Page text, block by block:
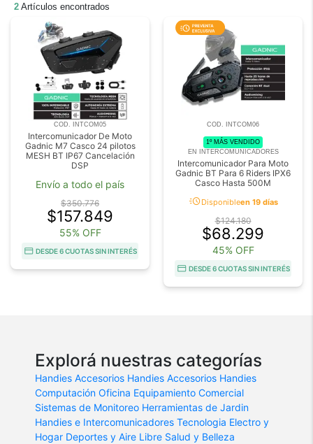
2 Artículos encontrados
COD. INTCOM05
Intercomunicador De Moto
Gadnic M7 Casco 24 pilotos
MESH BT IP67 Cancelación
DSP
Envío a todo el país
$350.776
$157.849
55% OFF
DESDE 6 CUOTAS SIN INTERÉS
COD. INTCOM06
1º MÁS VENDIDO
EN INTERCOMUNICADORES
Intercomunicador Para Moto
Gadnic BT Para 6 Riders IPX6
Casco Hasta 500M
acuteDisponibleen 19 días
$124.180
$68.299
45% OFF
DESDE 6 CUOTAS SIN INTERÉS
Explorá nuestras categorías
Handies Accesorios Handies Accesorios Handies
Computación Oficina Equipamiento Comercial
Sistemas de Monitoreo Herramientas de Jardin
Handies e Intercomunicadores Tecnologia Electro y
Hogar Deportes y Aire Libre Salud y Belleza